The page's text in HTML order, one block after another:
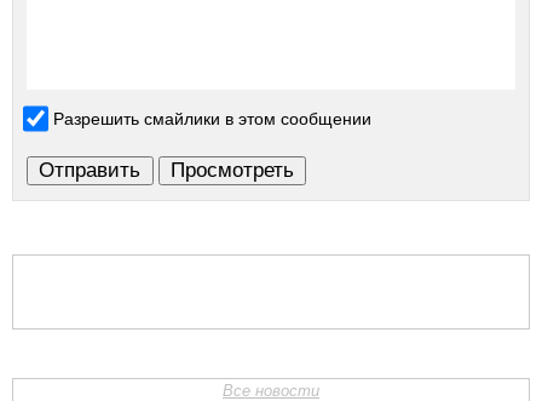
Разрешить смайлики в этом сообщении
Все новости